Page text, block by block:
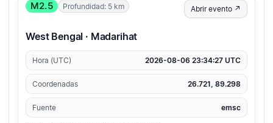
M2.5 Profundidad: 5 km Abrir evento ↗
West Bengal · Madarihat
Hora (UTC) 2026-08-06 23:34:27 UTC
Coordenadas 26.721, 89.298
Fuente emsc